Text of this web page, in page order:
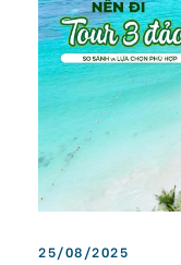
25/08/2025